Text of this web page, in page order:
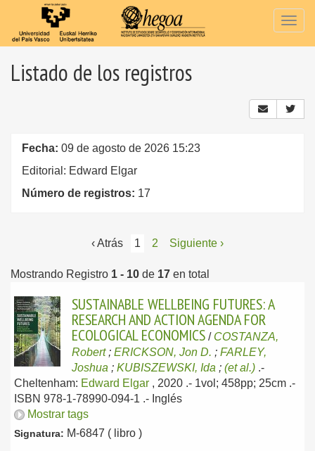
Listado de los registros
Fecha: 09 de agosto de 2026 15:23
Editorial: Edward Elgar
Número de registros: 17
‹ Atrás 1 2 Siguiente ›
Mostrando Registro 1 - 10 de 17 en total
SUSTAINABLE WELLBEING FUTURES: A
RESEARCH AND ACTION AGENDA FOR
ECOLOGICAL ECONOMICS / COSTANZA,
Robert; ERICKSON, Jon D. ; FARLEY,
Joshua ; KUBISZEWSKI, Ida ; (et al.) .-
Cheltenham: Edward Elgar , 2020 .- 1vol; 458pp; 25cm .-
ISBN 978-1-78990-094-1 .- Inglés
Mostrar tags
Signatura: M-6847 ( libro )